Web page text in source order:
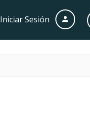
Iniciar Sesión